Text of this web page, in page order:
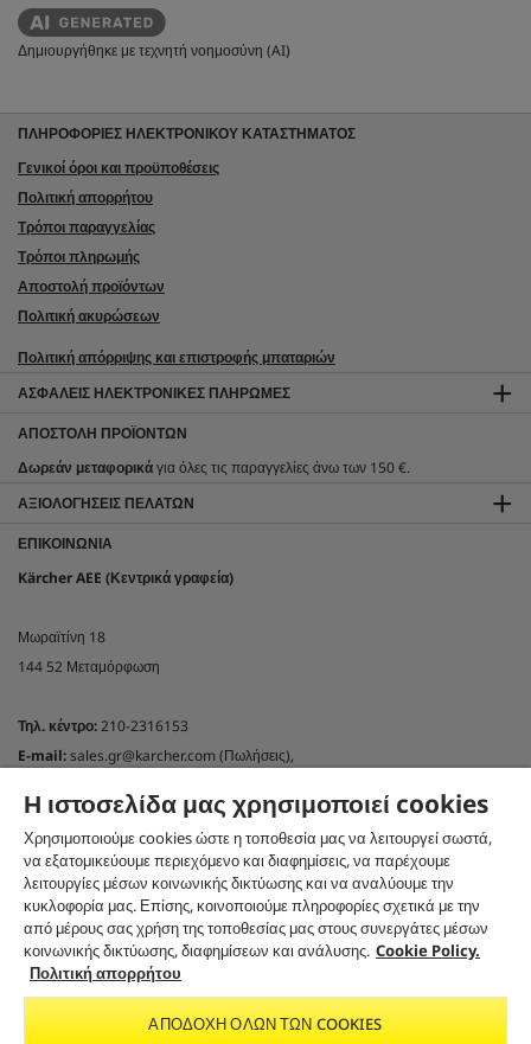
Δημιουργήθηκε με τεχνητή νοημοσύνη (AI)
ΠΛΗΡΟΦΟΡΙΕΣ ΗΛΕΚΤΡΟΝΙΚΟΥ ΚΑΤΑΣΤΗΜΑΤΟΣ
Γενικοί όροι και προϋποθέσεις
Πολιτική απορρήτου
Τρόποι παραγγελίας
Τρόποι πληρωμής
Αποστολή προϊόντων
Πολιτική ακυρώσεων
Πολιτική απόρριψης και επιστροφής μπαταριών
ΑΣΦΑΛΕΊΣ ΗΛΕΚΤΡΟΝΙΚΈΣ ΠΛΗΡΩΜΈΣ
ΑΠΟΣΤΟΛΉ ΠΡΟΪΌΝΤΩΝ
Δωρεάν μεταφορικάγια όλες τις παραγγελίες άνω των 150 €.
ΑΞΙΟΛΟΓΉΣΕΙΣ ΠΕΛΑΤΏΝ
ΕΠΙΚΟΙΝΩΝΊΑ
Kärcher AEE (Κεντρικά γραφεία)
Μωραϊτίνη 18
144 52 Μεταμόρφωση
Τηλ. κέντρο:210-2316153
E-mail:sales.gr@karcher.com (Πωλήσεις),
support.gr@karcher.com(Τεχνική υποστήριξη)
NEWSLETTER KÄRCHER GREECE
Εγγραφή στο newsletter
ΑΚΟΛΟΥΘΉΣΤΕ ΜΑΣ ΣΤΑ SOCIAL MEDIA
CO₂-NEUTRAL WEBSITE
Η ιστοσελίδα μας χρησιμοποιεί cookies
Χρησιμοποιούμε cookies ώστε η τοποθεσία μας να λειτουργεί σωστά,
να εξατομικεύουμε περιεχόμενο και διαφημίσεις, να παρέχουμε
λειτουργίες μέσων κοινωνικής δικτύωσης και να αναλύουμε την
κυκλοφορία μας. Επίσης, κοινοποιούμε πληροφορίες σχετικά με την
από μέρους σας χρήση της τοποθεσίας μας στους συνεργάτες μέσων
κοινωνικής δικτύωσης, διαφημίσεων και ανάλυσης. Cookie Policy.
Πολιτική απορρήτου
ΑΠΟΔΟΧΉ ΌΛΩΝ ΤΩΝ COOKIES